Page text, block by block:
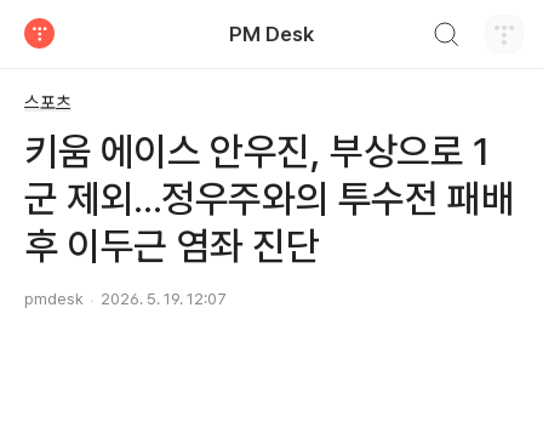
PM Desk
스포츠
키움 에이스 안우진, 부상으로 1
군 제외...정우주와의 투수전 패배
후 이두근 염좌 진단
pmdesk 2026. 5. 19. 12:07